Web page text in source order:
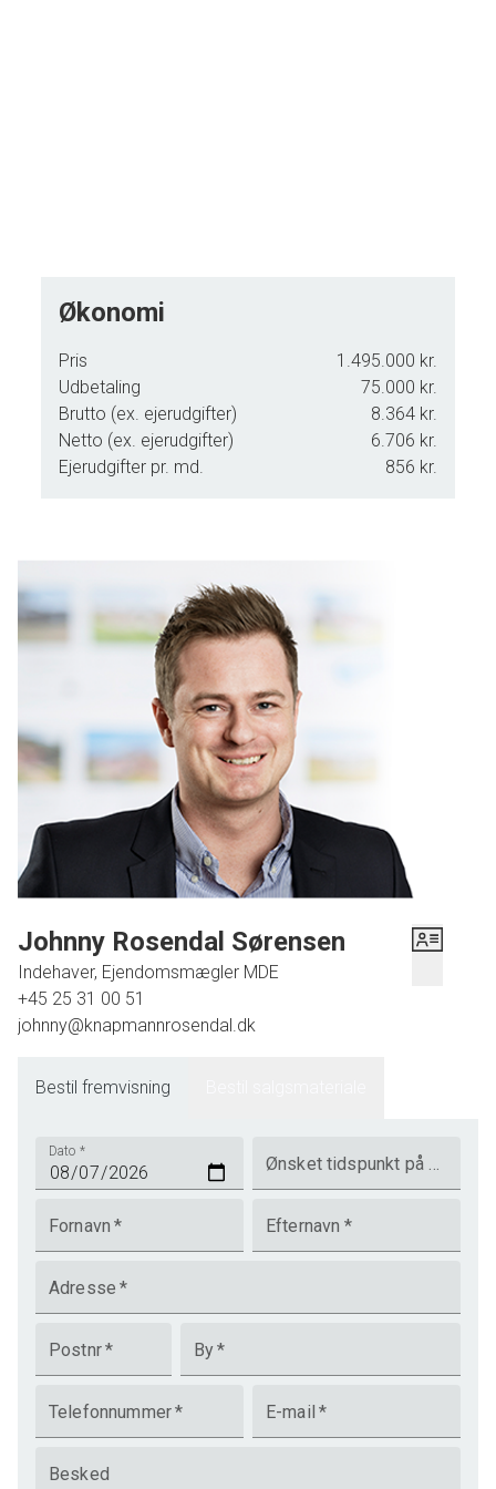
Økonomi
Pris
1.495.000 kr.
Udbetaling
75.000 kr.
Brutto (ex. ejerudgifter)
8.364 kr.
Netto (ex. ejerudgifter)
6.706 kr.
Ejerudgifter pr. md.
856 kr.
Johnny Rosendal Sørensen
Indehaver, Ejendomsmægler MDE
+45 25 31 00 51
johnny@knapmannrosendal.dk
Bestil fremvisning
Dato *
Ønsket tidspunkt på dagen
Fornavn * Efternavn *
Adresse *
Postnr* By*
Telefonnummer* E-mail *
Besked